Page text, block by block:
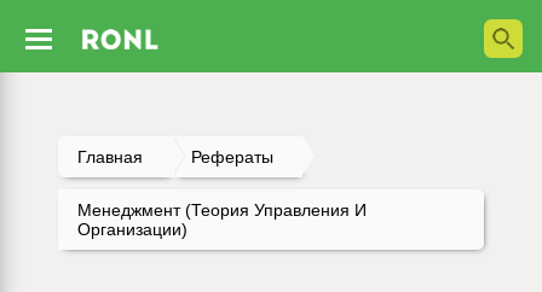
Главная Рефераты
Менеджмент (Теория Управления И
Организации)